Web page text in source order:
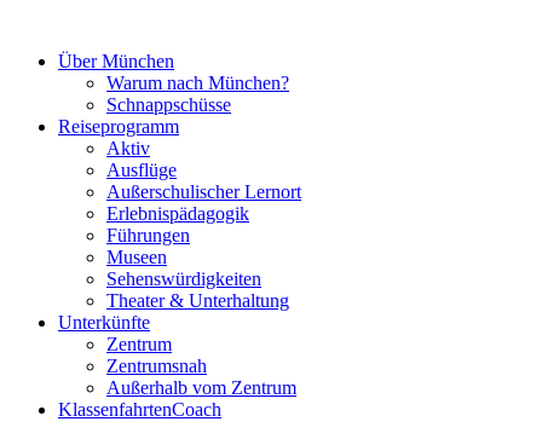
springenÜber München
Warum nach München?
Schnappschüsse
Reiseprogramm
Aktiv
Ausflüge
Außerschulischer Lernort
Erlebnispädagogik
Führungen
Museen
Sehenswürdigkeiten
Theater & Unterhaltung
Unterkünfte
Zentrum
Zentrumsnah
Außerhalb vom Zentrum
KlassenfahrtenCoach